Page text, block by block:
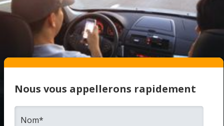
Nous vous appellerons rapidement